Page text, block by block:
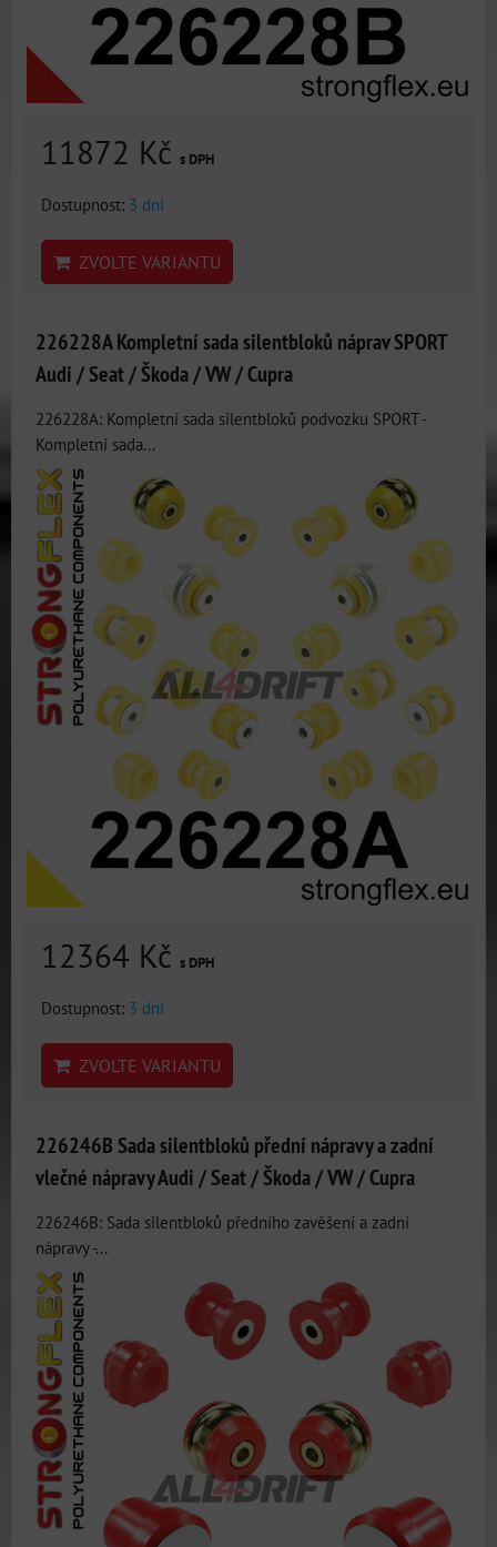
11872 Kč s DPH
Dostupnost: 3 dni
ZVOLTE VARIANTU
226228A Kompletní sada silentbloků náprav SPORT
Audi / Seat / Škoda / VW / Cupra
226228A: Kompletní sada silentbloků podvozku SPORT -
Kompletní sada...
12364 Kč s DPH
Dostupnost: 3 dni
ZVOLTE VARIANTU
226246B Sada silentbloků přední nápravy a zadní
vlečné nápravy Audi / Seat / Škoda / VW / Cupra
226246B: Sada silentbloků předního zavěšení a zadní
nápravy -...